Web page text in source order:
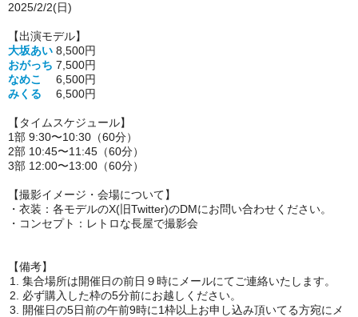
2025/2/2(日)
【出演モデル】
大坂あい 8,500円
おがっち 7,500円
なめこ
6,500円
みくる 6,500円
【タイムスケジュール】
1部 9:30〜10:30（60分）
2部 10:45〜11:45（60分）
3部 12:00〜13:00（60分）
【撮影イメージ・会場について】
・衣装：各モデルのX(旧Twitter)のDMにお問い合わせください。
・コンセプト： レトロな長屋で撮影会
【備考】
集合場所は開催日の前日９時にメールにてご連絡いたします。
必ず購入した枠の5分前にお越しください。
開催日の5日前の午前9時に1枠以上お申し込み頂いてる方宛にメ